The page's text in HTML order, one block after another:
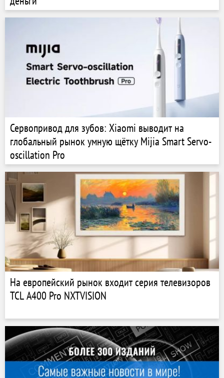
Сервопривод для зубов: Xiaomi выводит на
глобальный рынок умную щётку Mijia Smart Servo-
oscillation Pro
На европейский рынок входит серия телевизоров
TCL A400 Pro NXTVISION